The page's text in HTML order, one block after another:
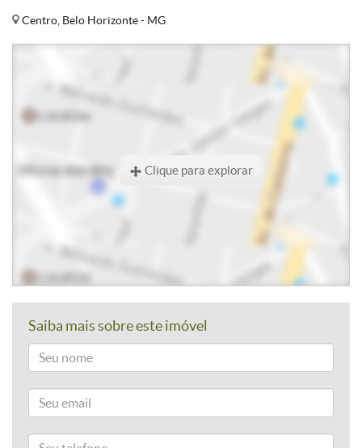
Centro, Belo Horizonte - MG
Clique para explorar
Saiba mais sobre este imóvel